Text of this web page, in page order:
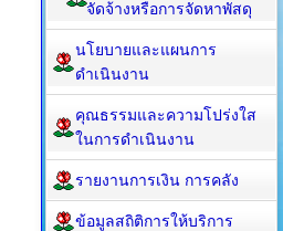
จัดจ้างหรือการจัดหาพัสดุ
นโยบายและแผนการ
ดำเนินงาน
คุณธรรมและความโปร่งใส
ในการดำเนินงาน
รายงานการเงิน การคลัง
ข้อมูลสถิติการให้บริการ